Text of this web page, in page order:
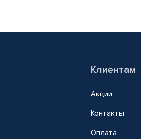
Клиентам
Акции
Контакты
Оплата